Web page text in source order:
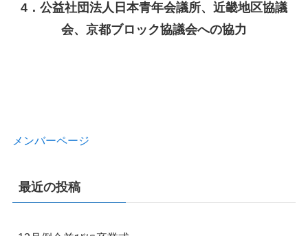
4．公益社団法人日本青年会議所、近畿地区協議
会、京都ブロック協議会への協力
メンバーページ
最近の投稿